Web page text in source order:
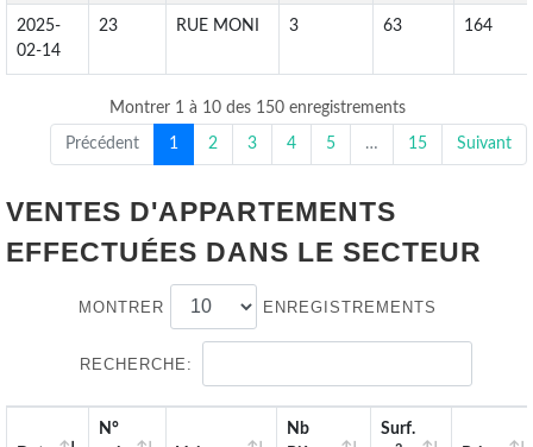
2025-
02-14
23 RUE MONI 3 63 164
Montrer 1 à 10 des 150 enregistrements
Précédent 1 2 3 4 5 … 15 Suivant
VENTES D'APPARTEMENTS
EFFECTUÉES DANS LE SECTEUR
MONTRER ENREGISTREMENTS
RECHERCHE:
N°
Nb
Surf.